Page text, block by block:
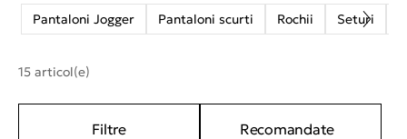
Pantaloni Jogger Pantaloni scurti Rochii Seturi
15 articol(e)
Filtre Recomandate